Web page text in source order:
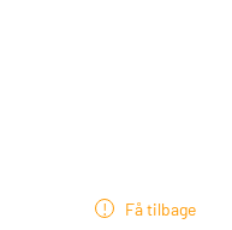
Få tilbage